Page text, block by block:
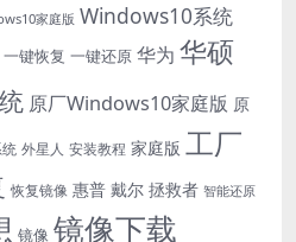
家庭版 Windows10系统
一键恢复 一键还原 华为 华硕
原厂Windows10家庭版 原
外星人 安装教程 家庭版 工厂
恢复镜像 惠普 戴尔 拯救者 智能还原
镜像 镜像下载